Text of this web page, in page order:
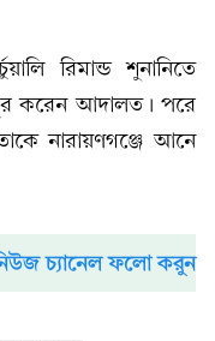
রিমান্ড শুনানিতে
করেন আদালত। পরে
নারায়ণগঞ্জে আনে
চ্যানেল ফলো করুন